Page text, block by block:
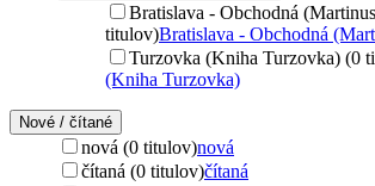
Bratislava - Obchodná
titulov)Bratislava - Obchodná
Turzovka (Kniha Turzovka) (0
(Kniha Turzovka)
Nové / čítané
nová (0 titulov)nová
čítaná (0 titulov)čítaná